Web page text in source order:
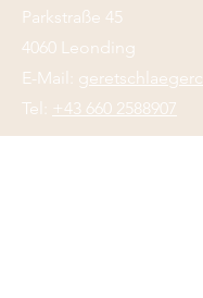
Parkstraße 45
4060 Leonding
E-Mail:
Tel:
+43 660 2588907